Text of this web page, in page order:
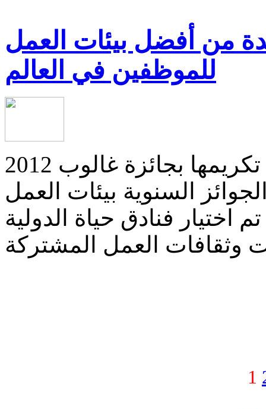
من أفضل بيئات العمل
للموظفين في العالم
أعلنت فنادق حياة الدولية عن تكريمها بجائزة غالوب 2012
السنوية بيئات العمل
اختيار فنادق حياة الدولية
1